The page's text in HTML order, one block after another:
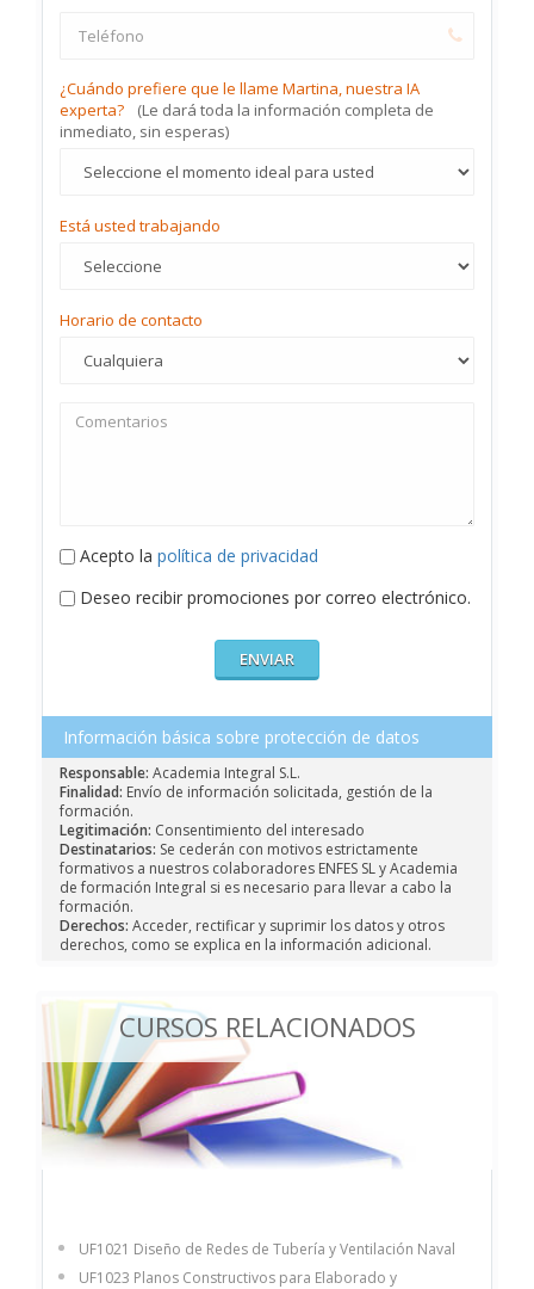
¿Cuándo prefiere que le llame Martina, nuestra IA
experta?
(Le dará toda la información completa de
inmediato, sin esperas)
Está usted trabajando
Horario de contacto
Acepto la política de privacidad
Deseo recibir promociones por correo electrónico.
Información básica sobre protección de datos
Responsable: Academia Integral S.L.
Finalidad: Envío de información solicitada, gestión de la
formación.
Legitimación: Consentimiento del interesado
Destinatarios: Se cederán con motivos estrictamente
formativos a nuestros colaboradores ENFES SL y Academia
de formación Integral si es necesario para llevar a cabo la
formación.
Derechos: Acceder, rectificar y suprimir los datos y otros
derechos, como se explica en la información adicional.
CURSOS RELACIONADOS
UF1021 Diseño de Redes de Tubería y Ventilación Naval
UF1023 Planos Constructivos para Elaborado y